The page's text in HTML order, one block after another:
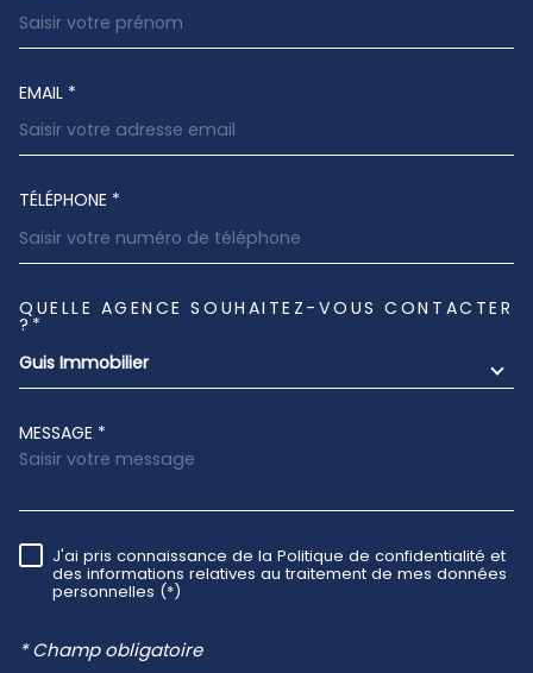
EMAIL *
TÉLÉPHONE *
TRAD_MELTEM_VOREDEMANDE
QUELLE AGENCE SOUHAITEZ-VOUS CONTACTER
?*
Guis Immobilier
MESSAGE *
RÈGLEMENTATION
J'ai pris connaissance de la Politique de confidentialité et
des informations relatives au traitement de mes données
personnelles (*)
* Champ obligatoire